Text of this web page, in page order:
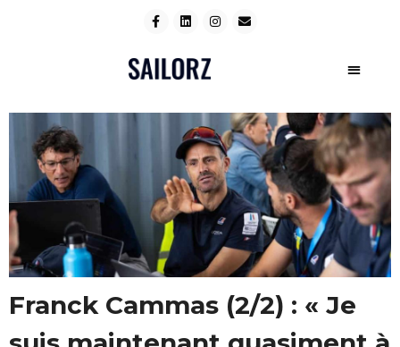
Franck Cammas (2/2) : « Je